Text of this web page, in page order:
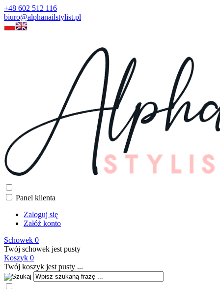
+48 602 512 116
biuro@alphanailstylist.pl
Panel klienta
Zaloguj się
Załóż konto
Schowek 0
Twój schowek jest pusty
Koszyk 0
Twój koszyk jest pusty ...